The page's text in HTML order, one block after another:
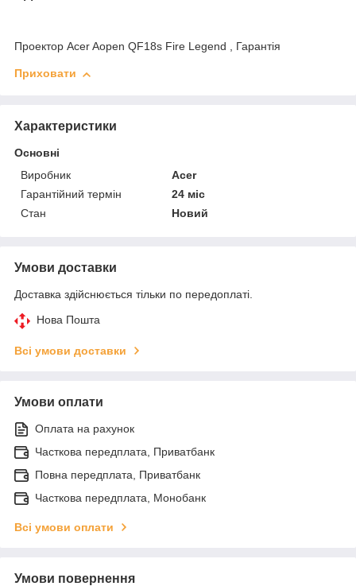
Проектор Acer Aopen QF18s Fire Legend , Гарантія
Приховати
Характеристики
Основні
Виробник
Acer
Гарантійний термін
24 міс
Стан
Новий
Умови доставки
Доставка здійснюється тільки по передоплаті.
Нова Пошта
Всі умови доставки
Умови оплати
Оплата на рахунок
Часткова передплата, Приватбанк
Повна передплата, Приватбанк
Часткова передплата, Монобанк
Всі умови оплати
Умови повернення